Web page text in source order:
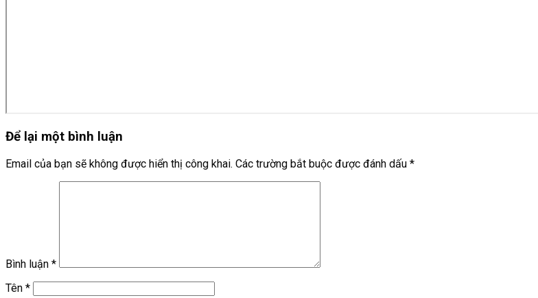
Để lại một bình luận
Email của bạn sẽ không được hiển thị công khai. Các trường bắt buộc được đánh dấu *
Bình luận *
Tên *